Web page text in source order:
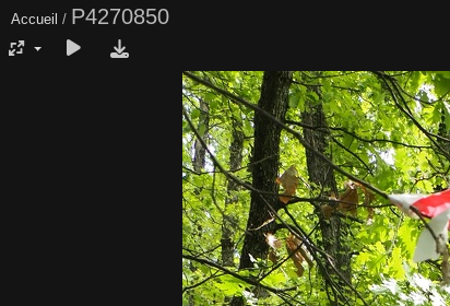
Accueil / P4270850